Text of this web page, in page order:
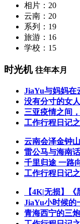
相片：20
云南：20
系列：19
旅游：16
学校：15
时光机 往年本月
JiaYu与妈妈在
没有分寸的女人
三亚疫情之间
工作行程日记
云南会泽金钟
雷公马与海南
千里归途 一路
工作行程日记
【4K|无损】
JiaYu小时候的
青海西宁的三